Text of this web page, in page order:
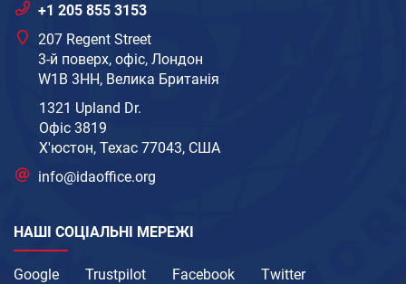
+1 205 855 3153
207 Regent Street
3-й поверх, офіс, Лондон
W1B 3HH, Велика Британія
1321 Upland Dr.
Офіс 3819
Х'юстон, Техас 77043, США
info@idaoffice.org
НАШІ СОЦІАЛЬНІ МЕРЕЖІ
Google Trustpilot Facebook
Twitter